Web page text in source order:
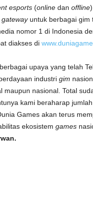
esports(onlinedan offline
untuk berbagai gim
nomor 1 di Indonesia
diakses di
upaya yang telah
industri gim
maupun nasional. Total
kami beraharap
Games akan terus
ekosistem games